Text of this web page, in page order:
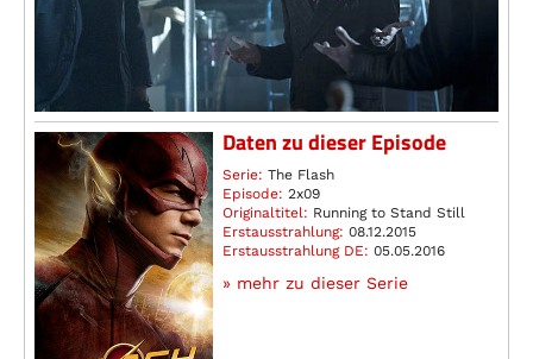
Daten zu dieser Episode
Serie: The Flash
Episode: 2x09
Originaltitel: Running to Stand Still
Erstausstrahlung: 08.12.2015
Erstausstrahlung DE: 05.05.2016
» mehr zu dieser Serie